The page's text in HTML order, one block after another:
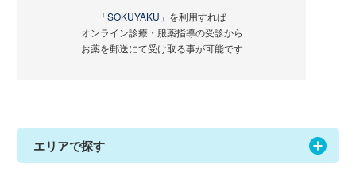
「SOKUYAKU」 を利用すれば
オンライン診療・服薬指導の受診から
お薬を郵送にて受け取る事が可能です
エリアで探す